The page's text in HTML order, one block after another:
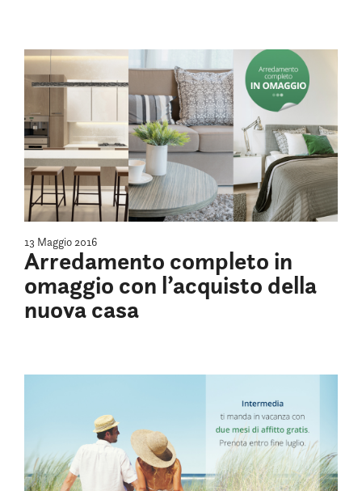
13 Maggio 2016
Arredamento completo in
omaggio con l’acquisto della
nuova casa